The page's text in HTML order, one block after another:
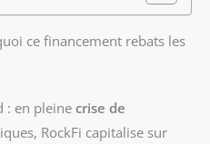
ce financement rebats les
: en pleine crise de
RockFi capitalise sur